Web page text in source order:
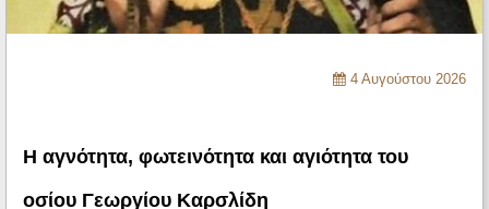
Ηχητικά
4 Αυγούστου 2026
Η αγνότητα, φωτεινότητα και αγιότητα του
οσίου Γεωργίου Καρσλίδη